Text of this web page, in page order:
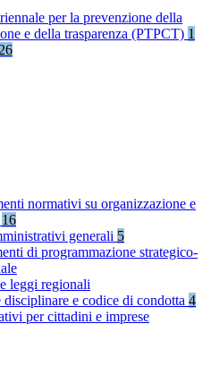
per la prevenzione della
e della trasparenza (PTPCT) 1
26
normativi su organizzazione e
16
generali 5
di programmazione strategico-
leggi regionali
disciplinare e codice di condotta 4
per cittadini e imprese